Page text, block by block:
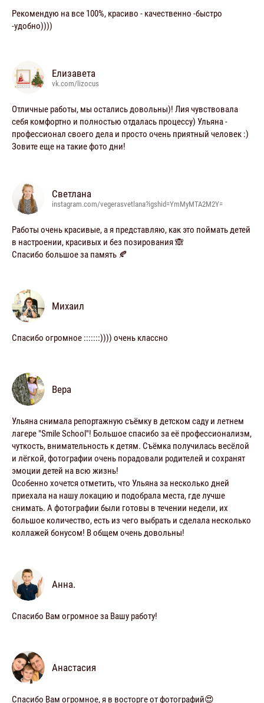
Рекомендую на все 100%, красиво - качественно -быстро
-удобно))))
Елизавета
vk.com/lizocus
Отличные работы, мы остались довольны)! Лия чувствовала
себя комфортно и полностью отдалась процессу) Ульяна -
профессионал своего дела и просто очень приятный человек :)
Зовите еще на такие фото дни!
Светлана
instagram.com/vegerasvetlana?igshid=YmMyMTA2M2Y=
Работы очень красивые, а я представляю, как это поймать детей
в настроении, красивых и без позирования 🙈
Спасибо большое за память 🍂
Михаил
Спасибо огромное :::::::)))) очень классно
Вера
Ульяна снимала репортажную съёмку в детском саду и летнем
лагере "Smile School"! Большое спасибо за её профессионализм,
чуткость, внимательность к детям. Съёмка получилась весёлой
и лёгкой, фотографии очень порадовали родителей и сохранят
эмоции детей на всю жизнь!
Особенно хочется отметить, что Ульяна за несколько дней
приехала на нашу локацию и подобрала места, где лучше
снимать. А фотографии были готовы в течении недели, их
большое количество, есть из чего выбрать и сделала несколько
коллажей бонусом! В общем очень довольны!
Анна.
Спасибо Вам огромное за Вашу работу!
Анастасия
Спасибо Вам огромное, я в восторге от фотографий😍